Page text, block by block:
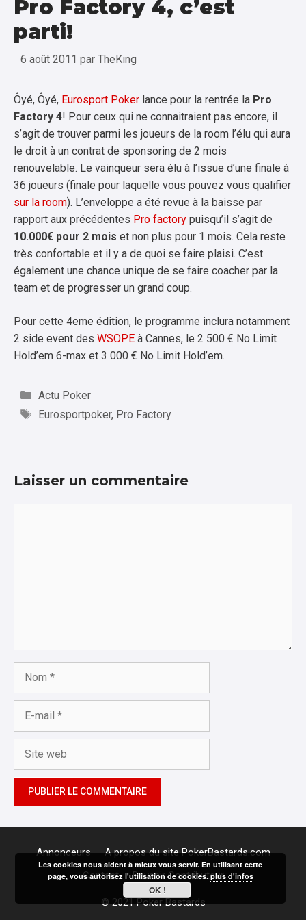
Pro Factory 4, c’est
parti!
6 août 2011 par TheKing
Ôyé, Ôyé, Eurosport Poker lance pour la rentrée la Pro
Factory 4! Pour ceux qui ne connaitraient pas encore, il
s’agit de trouver parmi les joueurs de la room l’élu qui aura
le droit à un contrat de sponsoring de 2 mois
renouvelable. Le vainqueur sera élu à l’issue d’une finale à
36 joueurs (finale pour laquelle vous pouvez vous qualifier
sur la room). L’enveloppe a été revue à la baisse par
rapport aux précédentes Pro factory puisqu’il s’agit de
10.000€ pour 2 mois et non plus pour 1 mois. Cela reste
très confortable et il y a de quoi se faire plaisi. C’est
également une chance unique de se faire coacher par la
team et de progresser un grand coup.
Pour cette 4eme édition, le programme inclura notamment
2 side event des WSOPE à Cannes, le 2 500 € No Limit
Hold’em 6-max et 3 000 € No Limit Hold’em.
Catégories
Actu Poker
Étiquettes
Eurosportpoker, Pro Factory
Laisser un commentaire
Nom
Site
Annonceurs
A propos du site PokerBastards.com
Contact
Devenir Contributeur
© 2021 Poker Bastards
Les cookies nous aident à mieux vous servir. En utilisant cette
page, vous autorisez l'utilisation de cookies.plus d'infos
OK !